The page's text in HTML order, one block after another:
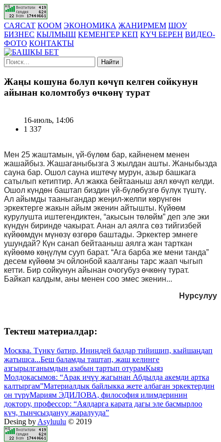
САЯСАТ КООМ ЭКОНОМИКА ЖАНИРМЕМ ШОУ
БИЗНЕС КЫЛМЫШ КЕМЕНГЕР КЕП КҮЧ БЕРЕН ВИДЕО-
ФОТО КОНТАКТЫ
Найти
Жаңы кошуна болуп көчүп келген сойкунун
айынан коломтобуз өчкөнү турат
16-июль, 14:06
1 337
Мен 25 жаштамын, үй-бүлөм бар, кайненем менен
жашайбыз. Жашаганыбызга 3 жылдан ашты. Жаныбызда
сауна бар. Ошол сауна иштечү мурун, азыр башкага
сатылып кетиптир. Ал жакка бейтааныш аял көчүп келди.
Ошол күндөн баштап биздин үй-бүлөбүзгө бүлүк түштү.
Ал айымды тааныгандар жеңил-желпи көрүнгөн
эркектерге жакын айым экенин айтышты. Күйөөм
курулушта иштегендиктен, “акысын төлөйм” деп эле эки
күндүн биринде чакырат. Анан ал аялга сөз тийгизбей
күйөөмдүн мүнөзү өзгөрө баштады. Эркектер эмнеге
ушундай? Күн санап бейтааныш аялга жан тарткан
күйөөмө көңүлүм сууп барат. “Ага барба же мени танда”
десем күйөөм эч ойлонбой каалганы тарс жаап чыгып
кетти. Бир сойкунун айынан очогубуз өчкөнү турат.
Байкап калдым, аны менен соо эмес экенин...
Нурсулуу
Тектеш материалдар:
Москва. Түнкү батир. Иниңдей балдар тийишип, кыйшаңдап
жатышса...Беш баламды таштап, жаш келинге
азгырылганымдын азабын тартып отурамКыяз
Молдокасымов: “Арак ичүү жагынан Абдылда акемди артка
калтыргам”Материалдык байлыкка жете албаган эркектердин
он түрүМариям ЭДИЛОВА, философия илимдеринин
доктору, профессор: “Аялдарга карата дагы эле басмырлоо
күч, тынчсыздануу жаралууда”
Desing by Asyluulu © 2019